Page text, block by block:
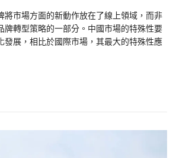
將市場方面的新動作放在了線上領域，而非
牌轉型策略的一部分。中國市場的特殊性要
發展，相比於國際市場，其最大的特殊性應